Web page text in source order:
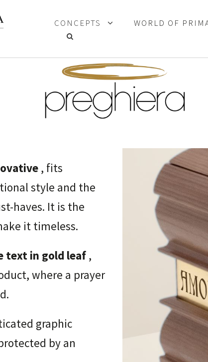
CONCEPTS WORLD OF
, fits
style and the
haves. It is the
it timeless.
text in gold leaf ,
where a prayer
graphic
by an